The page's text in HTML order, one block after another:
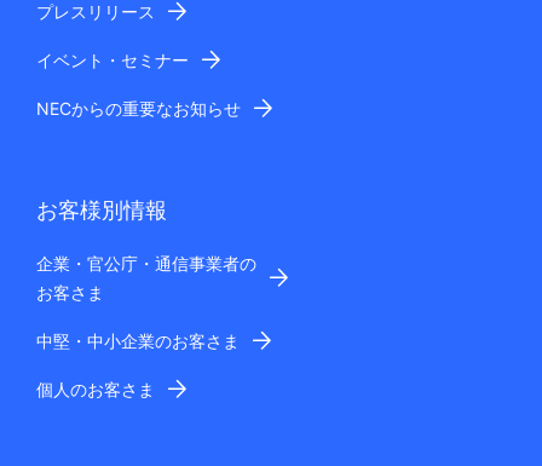
プレスリリース
イベント・セミナー
NECからの重要なお知らせ
お客様別情報
企業・官公庁・通信事業者の
お客さま
中堅・中小企業のお客さま
個人のお客さま